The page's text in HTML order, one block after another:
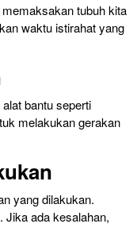
tubuh kita
waktu istirahat yang
bantu seperti
melakukan gerakan
yang dilakukan.
Jika ada kesalahan,